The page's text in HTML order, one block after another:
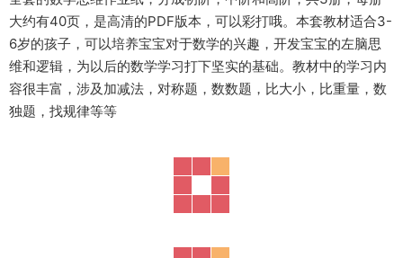
大约有40页，是高清的PDF版本，可以彩打哦。本套教材适合3-
6岁的孩子，可以培养宝宝对于数学的兴趣，开发宝宝的左脑思
维和逻辑，为以后的数学学习打下坚实的基础。教材中的学习内
容很丰富，涉及加减法，对称题，数数题，比大小，比重量，数
独题，找规律等等